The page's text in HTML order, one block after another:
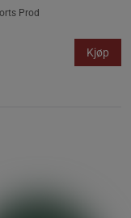
Prod
Kjøp